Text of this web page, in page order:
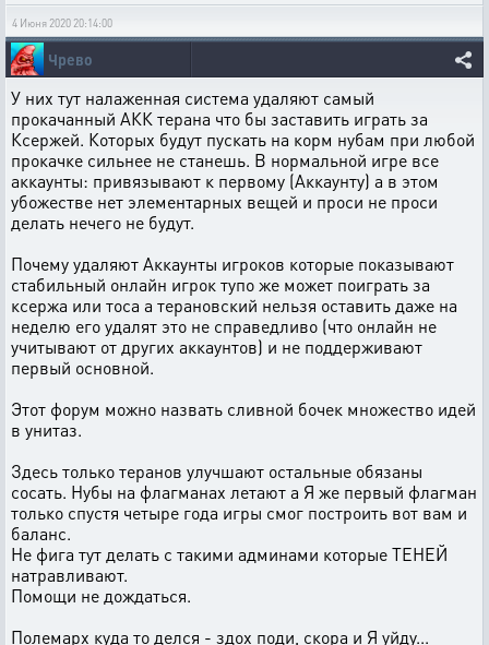
4 Июня 2020 20:14:00
Чрево
У них тут налаженная система удаляют самый
прокачанный АКК терана что бы заставить играть за
Ксержей. Которых будут пускать на корм нубам при любой
прокачке сильнее не станешь. В нормальной игре все
аккаунты: привязывают к первому (Аккаунту) а в этом
убожестве нет элементарных вещей и проси не проси
делать нечего не будут.
Почему удаляют Аккаунты игроков которые показывают
стабильный онлайн игрок тупо же может поиграть за
ксержа или тоса а терановский нельзя оставить даже на
неделю его удалят это не справедливо (что онлайн не
учитывают от других аккаунтов) и не поддерживают
первый основной.
Этот форум можно назвать сливной бочек множество идей
в унитаз.
Здесь только теранов улучшают остальные обязаны
сосать. Нубы на флагманах летают а Я же первый флагман
только спустя четыре года игры смог построить вот вам и
баланс.
Не фига тут делать с такими админами которые ТЕНЕЙ
натравливают.
Помощи не дождаться.
Полемарх куда то делся - здох поди, скора и Я уйду...